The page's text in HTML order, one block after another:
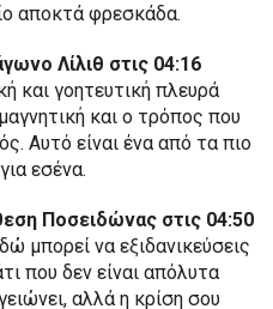
αποκτά φρεσκάδα.
Λίλιθ στις 04:16
και γοητευτική πλευρά
και ο τρόπος που
Αυτό είναι ένα από τα πιο
εσένα.
Ποσειδώνας στις 04:50
μπορεί να εξιδανικεύσεις
που δεν είναι απόλυτα
αλλά η κρίση σου